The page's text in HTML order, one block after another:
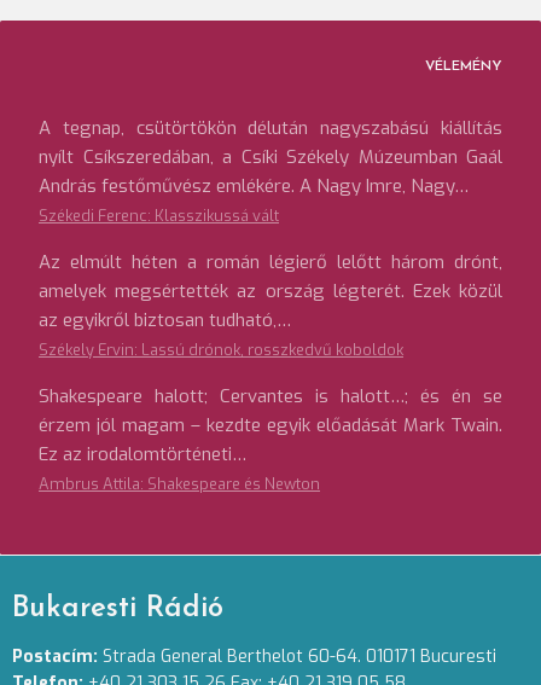
VÉLEMÉNY
A tegnap, csütörtökön délután nagyszabású kiállítás
nyílt Csíkszeredában, a Csíki Székely Múzeumban Gaál
András festőművész emlékére. A Nagy Imre, Nagy…
Székedi Ferenc: Klasszikussá vált
Az elmúlt héten a román légierő lelőtt három drónt,
amelyek megsértették az ország légterét. Ezek közül
az egyikről biztosan tudható,…
Székely Ervin: Lassú drónok, rosszkedvű koboldok
Shakespeare halott; Cervantes is halott…; és én se
érzem jól magam – kezdte egyik előadását Mark Twain.
Ez az irodalomtörténeti…
Ambrus Attila: Shakespeare és Newton
Bukaresti Rádió
Postacím: Strada General Berthelot 60-64. 010171 Bucuresti